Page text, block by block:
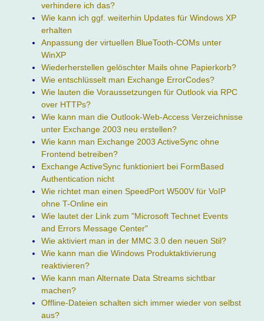
verhindere ich das?
Wie kann ich ggf. weiterhin Updates für Windows XP
erhalten
Anpassung der virtuellen BlueTooth-COMs unter
WinXP
Wiederherstellen gelöschter Mails ohne Papierkorb?
Wie entschlüsselt man Exchange ErrorCodes?
Wie lauten die Voraussetzungen für Outlook via RPC
over HTTPs?
Wie kann man die Outlook-Web-Access Verzeichnisse
unter Exchange 2003 neu erstellen?
Wie kann man Exchange 2003 ActiveSync ohne
Frontend betreiben?
Exchange ActiveSync funktioniert bei FormBased
Authentication nicht
Wie richtet man einen SpeedPort W500V für VoIP
ohne T-Online ein
Wie lautet der Link zum "Microsoft Technet Events
and Errors Message Center"
Wie aktiviert man in der MMC 3.0 den neuen Stil?
Wie kann man die Windows Produktaktivierung
reaktivieren?
Wie kann man Alternate Data Streams sichtbar
machen?
Offline-Dateien schalten sich immer wieder von selbst
aus?